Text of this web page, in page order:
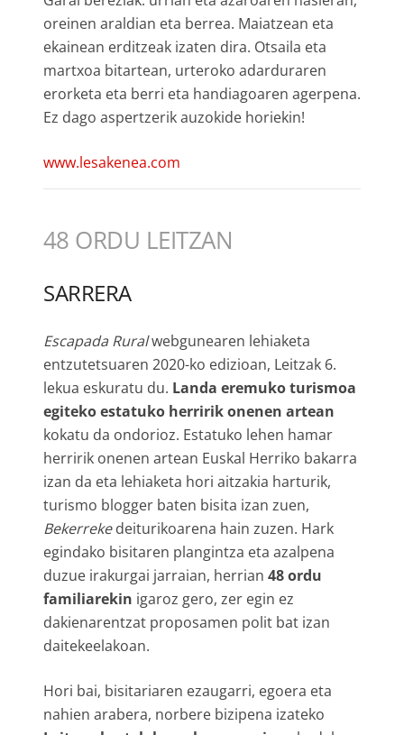
oreinen araldian eta berrea. Maiatzean eta
ekainean erditzeak izaten dira. Otsaila eta
martxoa bitartean, urteroko adarduraren
erorketa eta berri eta handiagoaren agerpena.
Ez dago aspertzerik auzokide horiekin!
www.lesakenea.com
48 ORDU LEITZAN
SARRERA
Escapada Ruralwebgunearen lehiaketa
entzutetsuaren 2020-ko edizioan, Leitzak 6.
lekua eskuratu du. Landa eremuko turismoa
egiteko estatuko herririk onenen artean
kokatu da ondorioz. Estatuko lehen hamar
herririk onenen artean Euskal Herriko bakarra
izan da eta lehiaketa hori aitzakia harturik,
turismo blogger baten bisita izan zuen,
Bekerrekedeiturikoarena hain zuzen. Hark
egindako bisitaren plangintza eta azalpena
duzue irakurgai jarraian, herrian 48 ordu
familiarekin igaroz gero, zer egin ez
dakienarentzat proposamen polit bat izan
daitekeelakoan.
Hori bai, bisitariaren ezaugarri, egoera eta
nahien arabera, norbere bizipena izateko